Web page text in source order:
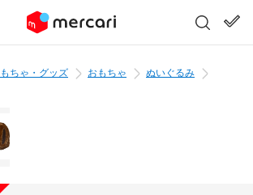
ちゃ・グッズ おもちゃ
ぬいぐるみ